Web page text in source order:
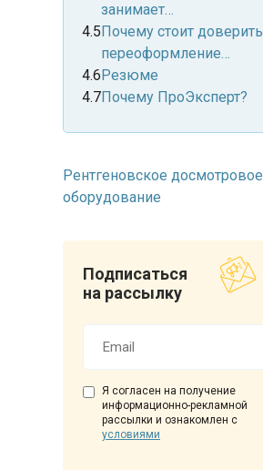
нет своего помещения
(только аренда)?
занимает
переоформление?
Почему стоит доверить
переоформление
профессионалам?
Резюме
Почему ПроЭксперт?
Рентгеновское досмотровое
оборудование
Подписаться
на рассылку
Я согласен на получение
информационно-рекламной
рассылки и ознакомлен с
условиями